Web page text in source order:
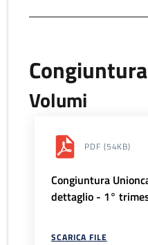
Volumi
PDF (54KB)
Congiuntura
dettaglio - 1°
SCARICA FILE